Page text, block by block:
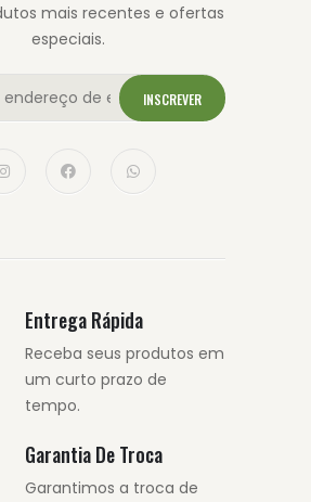
mais recentes e ofertas
especiais.
INSCREVER
Entrega Rápida
Receba seus produtos em
um curto prazo de
tempo.
Garantia De Troca
Garantimos a troca de